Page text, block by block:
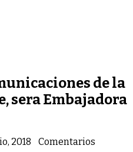
de la
sera Embajadora
2018
Comentarios